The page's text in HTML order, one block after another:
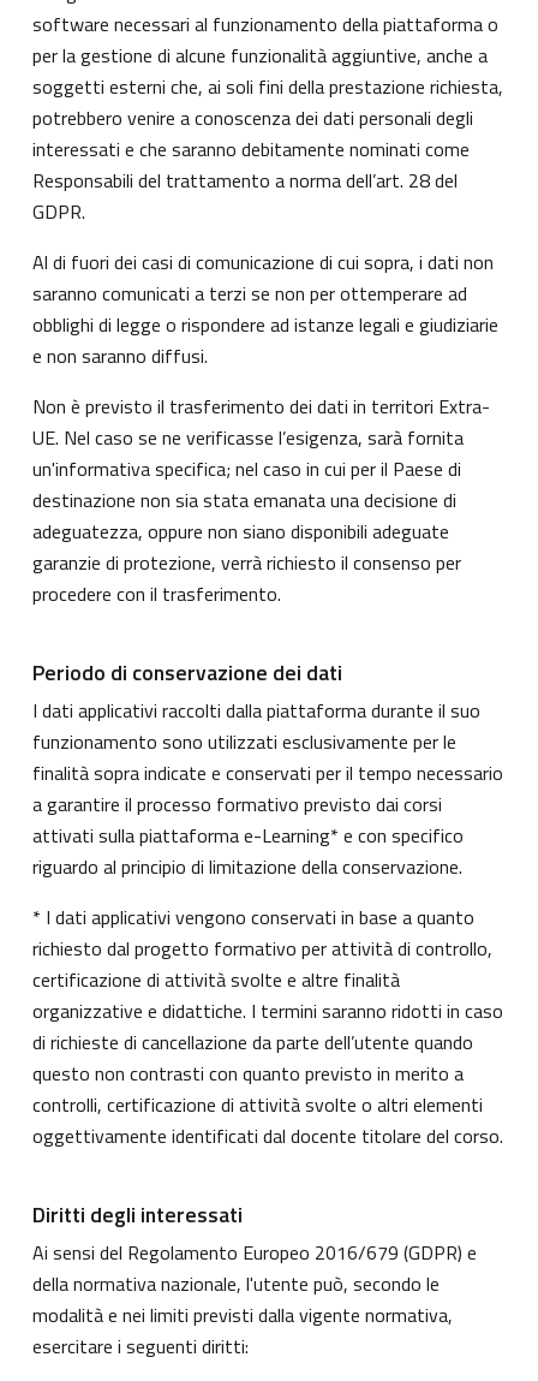
software necessari al funzionamento della piattaforma o
per la gestione di alcune funzionalità aggiuntive, anche a
soggetti esterni che, ai soli fini della prestazione richiesta,
potrebbero venire a conoscenza dei dati personali degli
interessati e che saranno debitamente nominati come
Responsabili del trattamento a norma dell’art. 28 del
GDPR.
Al di fuori dei casi di comunicazione di cui sopra, i dati non
saranno comunicati a terzi se non per ottemperare ad
obblighi di legge o rispondere ad istanze legali e giudiziarie
e non saranno diffusi.
Non è previsto il trasferimento dei dati in territori Extra-
UE. Nel caso se ne verificasse l’esigenza, sarà fornita
un'informativa specifica; nel caso in cui per il Paese di
destinazione non sia stata emanata una decisione di
adeguatezza, oppure non siano disponibili adeguate
garanzie di protezione, verrà richiesto il consenso per
procedere con il trasferimento.
Periodo di conservazione dei dati
I dati applicativi raccolti dalla piattaforma durante il suo
funzionamento sono utilizzati esclusivamente per le
finalità sopra indicate e conservati per il tempo necessario
a garantire il processo formativo previsto dai corsi
attivati sulla piattaforma e-Learning* e con specifico
riguardo al principio di limitazione della conservazione.
* I dati applicativi vengono conservati in base a quanto
richiesto dal progetto formativo per attività di controllo,
certificazione di attività svolte e altre finalità
organizzative e didattiche. I termini saranno ridotti in caso
di richieste di cancellazione da parte dell’utente quando
questo non contrasti con quanto previsto in merito a
controlli, certificazione di attività svolte o altri elementi
oggettivamente identificati dal docente titolare del corso.
Diritti degli interessati
Ai sensi del Regolamento Europeo 2016/679 (GDPR) e
della normativa nazionale, l'utente può, secondo le
modalità e nei limiti previsti dalla vigente normativa,
esercitare i seguenti diritti: